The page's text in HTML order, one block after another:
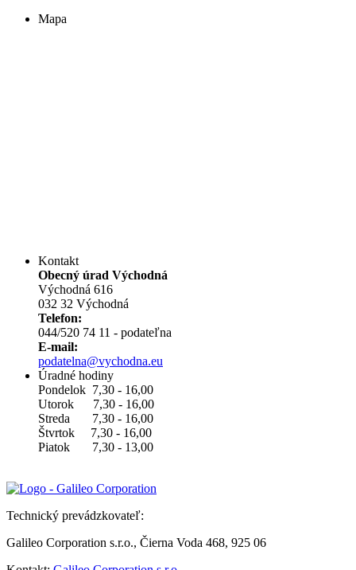
Mapa
Kontakt
Obecný úrad Východná
Východná 616
032 32 Východná
Telefon:
044/520 74 11 - podateľna
E-mail:
podatelna@vychodna.eu
Úradné hodiny
Pondelok 7,30 - 16,00
Utorok 7,30 - 16,00
Streda 7,30 - 16,00
Štvrtok 7,30 - 16,00
Piatok 7,30 - 13,00
Technický prevádzkovateľ:
Galileo Corporation s.r.o., Čierna Voda 468, 925 06